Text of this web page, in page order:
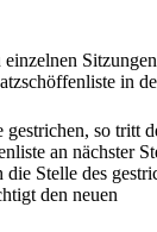
Sitzungen
in
so tritt
an nächster
Stelle des
den neuen